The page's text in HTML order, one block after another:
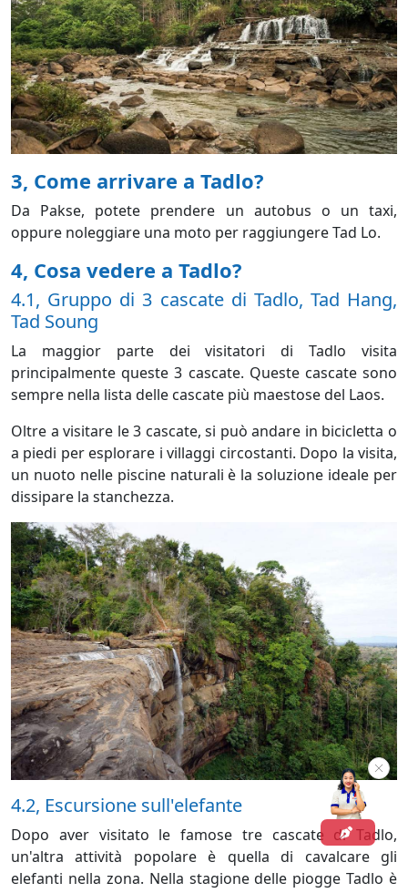
3, Come arrivare a Tadlo?
Da Pakse, potete prendere un autobus o un taxi,
oppure noleggiare una moto per raggiungere Tad Lo.
4, Cosa vedere a Tadlo?
4.1, Gruppo di 3 cascate di Tadlo, Tad Hang,
Tad Soung
La maggior parte dei visitatori di Tadlo visita
principalmente queste 3 cascate. Queste cascate sono
sempre nella lista delle cascate più maestose del Laos.
Oltre a visitare le 3 cascate, si può andare in bicicletta o
a piedi per esplorare i villaggi circostanti. Dopo la visita,
un nuoto nelle piscine naturali è la soluzione ideale per
dissipare la stanchezza.
4.2, Escursione sull'elefante
Dopo aver visitato le famose tre cascate di Tadlo,
un'altra attività popolare è quella di cavalcare gli
elefanti nella zona. Nella stagione delle piogge Tadlo è